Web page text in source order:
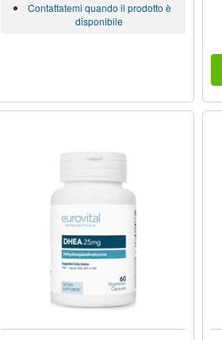
Contattatemi quando il prodotto è
disponibile